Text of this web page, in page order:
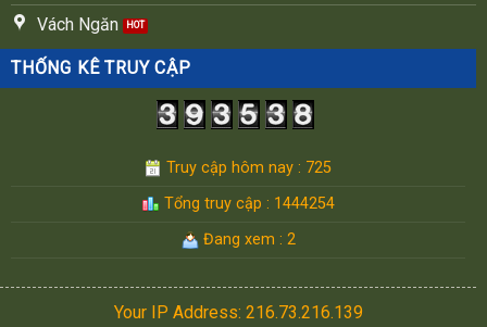
Vách Ngăn
THỐNG KÊ TRUY CẬP
Truy cập hôm nay : 725
Tổng truy cập : 1444254
Đang xem : 2
Your IP Address: 216.73.216.139